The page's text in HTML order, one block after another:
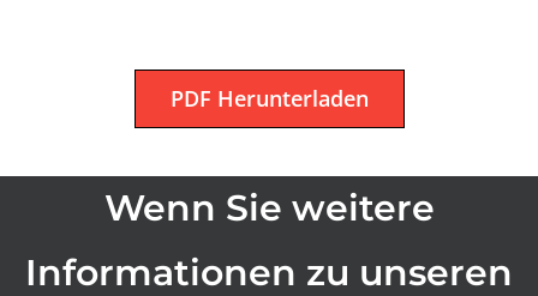
PDF Herunterladen
Wenn Sie weitere
Informationen zu unseren